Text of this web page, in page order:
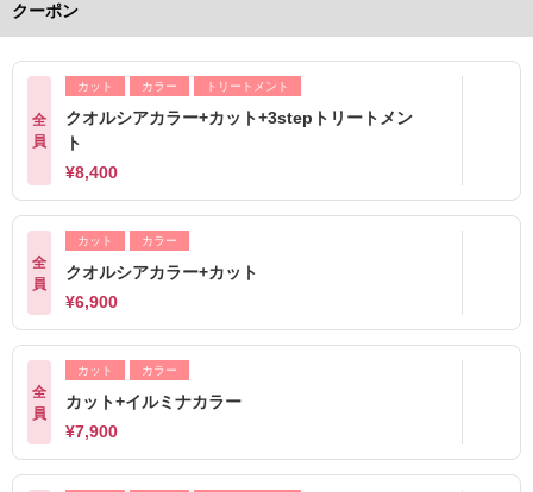
クーポン
全
員
カット カラー トリートメント
クオルシアカラー+カット+3stepトリートメン
ト
¥8,400
全
員
カット カラー
クオルシアカラー+カット
¥6,900
全
員
カット カラー
カット+イルミナカラー
¥7,900